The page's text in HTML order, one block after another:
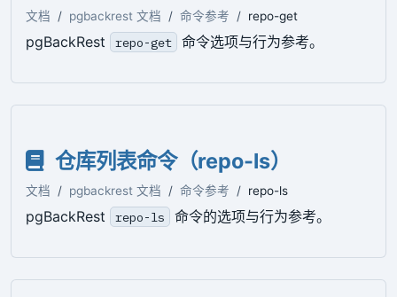
文档 pgbackrest 文档 命令参考 repo-get
pgBackRest repo-get 命令选项与行为参考。
仓库列表命令（repo-ls）
文档 pgbackrest 文档 命令参考 repo-ls
pgBackRest repo-ls 命令的选项与行为参考。